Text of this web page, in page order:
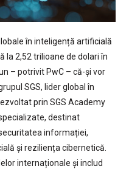
în inteligență artificială
la 2,52 trilioane de dolari în
– potrivit PwC – că-și vor
SGS, lider global în
prin SGS Academy
destinat
informației,
și reziliența cibernetică.
internaționale și includ